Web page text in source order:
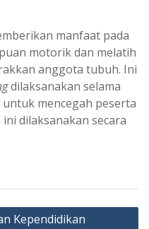
manfaat pada
motorik dan melatih
anggota tubuh. Ini
dilaksanakan selama
mencegah peserta
dilaksanakan secara
Kependidikan